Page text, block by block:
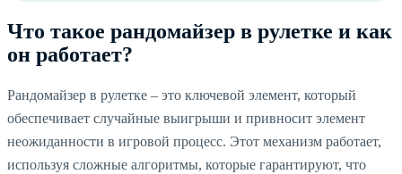
Что такое рандомайзер в рулетке и как
он работает?
Рандомайзер в рулетке – это ключевой элемент, который
обеспечивает случайные выигрыши и привносит элемент
неожиданности в игровой процесс. Этот механизм работает,
используя сложные алгоритмы, которые гарантируют, что